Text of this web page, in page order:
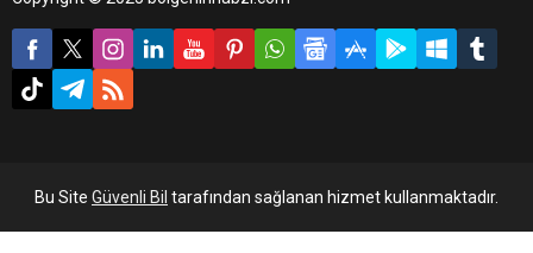
Bu Site Güvenli Bil tarafından sağlanan hizmet kullanmaktadır.